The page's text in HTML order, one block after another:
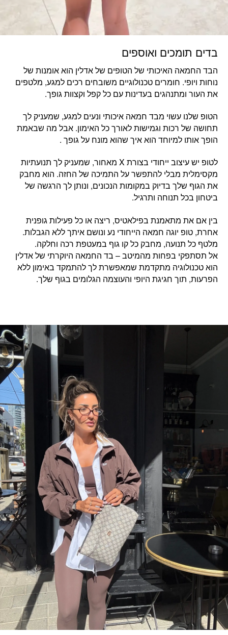
בדים תומכים ואוספים
הבד החמאה האיכותי של הטופים של אדלין הוא אומנות של
נוחות ויופי. חומרים טכנולוגיים משובחים רכים למגע, מלטפים
את העור ומתנהגים בעדינות עם כל קפל וקצוות גופך.
הטופ שלנו עשוי מבד חמאה איכותי ונעים למגע, שמעניק לך
תחושה של רכות וגמישות לאורך כל האימון. אבל מה שבאמת
הופך אותו למיוחד הוא איך שהוא מונח על גופך .
לטופ יש עיצוב ייחודי בצורת X מאחור, שמעניק לך תנועתיות
מקסימלית מבלי להתפשר על התמיכה של החזה. הוא מחבק
את הגוף שלך בדיוק במקומות הנכונים, ונותן לך הרגשה של
ביטחון בכל תנוחה ותרגיל.
בין אם את מתאמנת בפילאטיס, ריצה או כל פעילות גופנית
אחרת, טופ יוגה חמאה הייחודי נע ונושם איתך ללא הגבלות.
מלטף כל תנועה, מחבק כל קו גוף במעטפת רכה וחלקה.
אל תסתפקי בפחות מהמיטב – בד החמאה היוקרתי של אדלין
הוא טכנולוגיה מתקדמת שמאפשרת לך להתמקד באימון ללא
הפרעות, תוך חגיגת היופי והעוצמה הגלומים בגוף שלך.